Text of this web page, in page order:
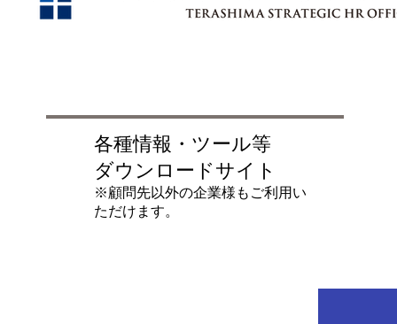
各種情報・ツール等
ダウンロードサイト
​※顧問先以外の企業様もご利用い
ただけます。